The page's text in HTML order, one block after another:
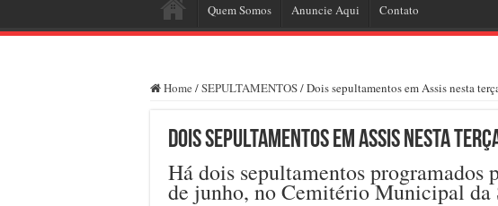
Quem Somos Anuncie Aqui Contato
Home /SEPULTAMENTOS/Dois sepultamentos em Assis nesta
Dois sepultamentos em Assis nesta
Há dois sepultamentos programados
de junho, no Cemitério Municipal da